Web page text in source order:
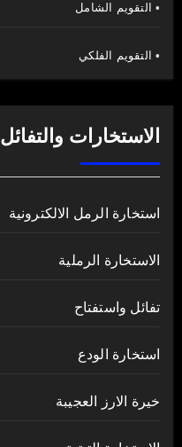
• التقويم الشامل
• التقويم الفلكي
الاستخارات والتفائل
استخارة الرمل الالكترونية
الاستخارة الرملية
تفائل واستفتاح
استخارة الودع
خيرة الارز العجيبة